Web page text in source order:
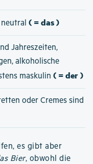
( = das )
Jahreszeiten,
alkoholische
maskulin ( = der )
oder Cremes sind
es gibt aber
Bier, obwohl die